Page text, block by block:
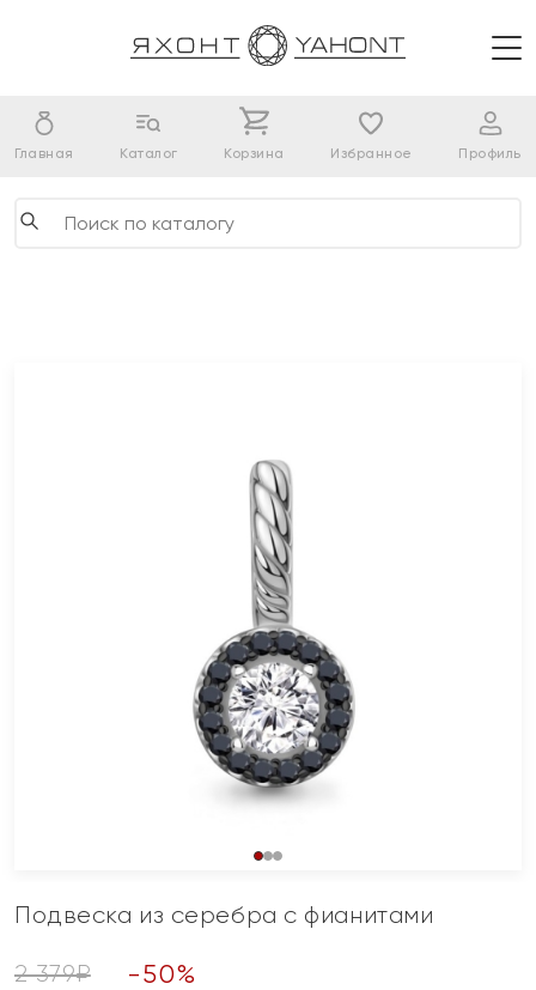
Главная Каталог Корзина Избранное Профиль
Подвеска из серебра с фианитами
2 379₽ -50%